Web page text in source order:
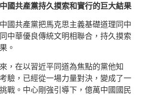
國共產黨持久摸索和實行的巨大結果
國共產黨把馬克思主義基礎道理同中
中華優良傳統文明相聯合，持久摸索
。
，在以習近平同道為焦點的黨他知
驗，已經從一場力量對決，變成了一
戰。中心剛強引導下，億萬中國國民